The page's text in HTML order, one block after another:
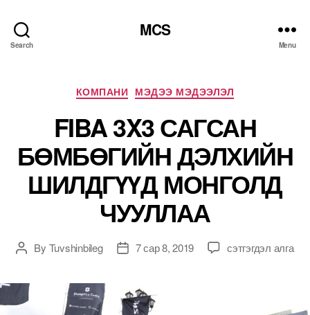
Search
MCS
Menu
Categories
КОМПАНИ МЭДЭЭ МЭДЭЭЛЭЛ
FIBA 3X3 САГСАН
БӨМБӨГИЙН ДЭЛХИЙН
ШИЛДГҮҮД МОНГОЛД
ЧУУЛЛАА
PostBy Tuvshinbileg
Post7 сар 8, 2019
FIBA
сэтгэгдэл алга